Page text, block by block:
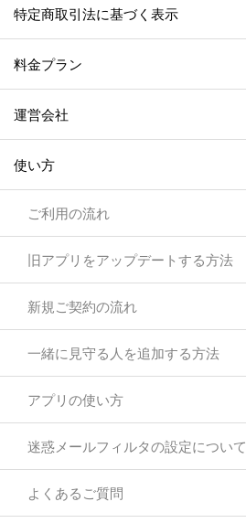
特定商取引法に基づく表示
料金プラン
運営会社
使い方
ご利用の流れ
旧アプリをアップデートする方法
新規ご契約の流れ
一緒に見守る人を追加する方法
アプリの使い方
迷惑メールフィルタの設定について
よくあるご質問